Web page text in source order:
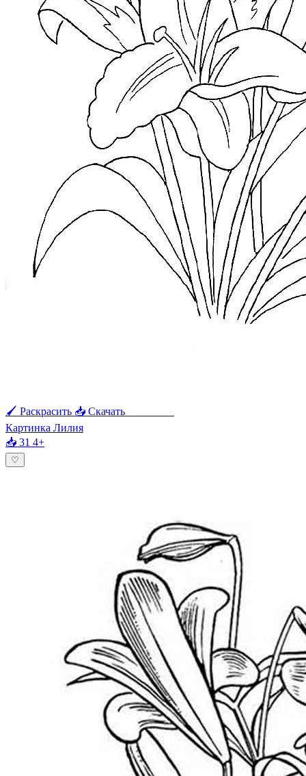
🖌 Раскрасить 📥 Скачать
Картинка Лилия
📥 31 4+
♡